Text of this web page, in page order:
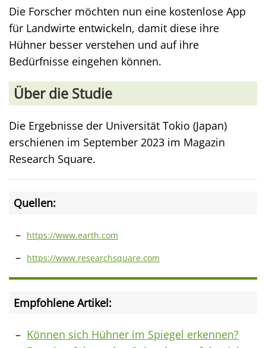
Die Forscher möchten nun eine kostenlose App
für Landwirte entwickeln, damit diese ihre
Hühner besser verstehen und auf ihre
Bedürfnisse eingehen können.
Über die Studie
Die Ergebnisse der Universität Tokio (Japan)
erschienen im September 2023 im Magazin
Research Square.
Quellen:
https://www.earth.com
https://www.researchsquare.com
Empfohlene Artikel:
Können sich Hühner im Spiegel erkennen?